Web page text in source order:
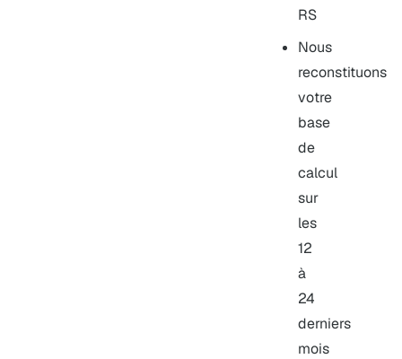
RS
Nous
reconstituons
votre
base
de
calcul
sur
les
12
à
24
derniers
mois